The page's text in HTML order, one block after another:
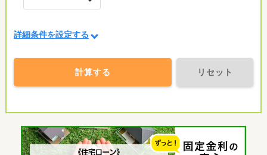
詳細条件を設定する
計算する リセット